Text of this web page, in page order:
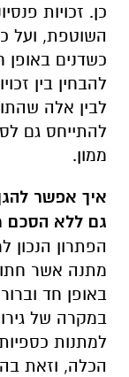
כן. זכויות
השוטפת, ועל
כשדנים
להבחין בין
לבין אלה
להתייחס גם
ממון.
איך אפשר
גם ללא הסכם
הפתרון
מתנה אשר
באופן חד
במקרה של
למתנות